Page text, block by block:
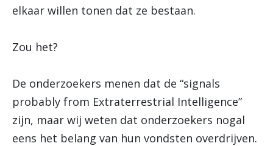
elkaar willen tonen dat ze bestaan.
Zou het?
De onderzoekers menen dat de “signals
probably from Extraterrestrial Intelligence”
zijn, maar wij weten dat onderzoekers nogal
eens het belang van hun vondsten overdrijven.